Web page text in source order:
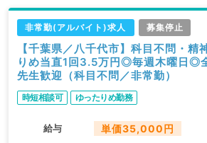
非常勤(アルバイト)求人 募集停止
【千葉県／八千代市】科目不問・精
りめ当直1回3.5万円◎毎週木曜日◎
先生歓迎（科目不問／非常勤）
時短相談可 ゆったりめ勤務
給与 単価35,000円